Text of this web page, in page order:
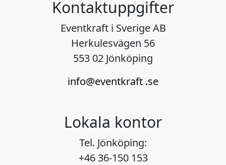
Kontaktuppgifter
Eventkraft i Sverige AB
Herkulesvägen 56
553 02 Jönköping
info@eventkraft .se
Lokala kontor
Tel. Jönköping:
+46 36-150 153